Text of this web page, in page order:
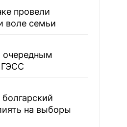
провели
воле семьи
очередным
ГЭСС
на выборы